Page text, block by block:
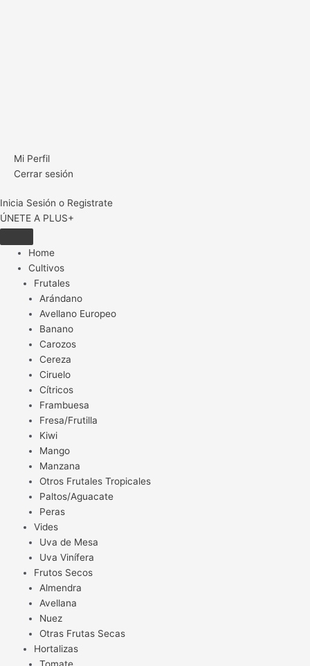
Mi Perfil
Cerrar sesión
Inicia Sesión o Registrate
ÚNETE A PLUS+
Home
Cultivos
Frutales
Arándano
Avellano Europeo
Banano
Carozos
Cereza
Ciruelo
Cítricos
Frambuesa
Fresa/Frutilla
Kiwi
Mango
Manzana
Otros Frutales Tropicales
Paltos/Aguacate
Peras
Vides
Uva de Mesa
Uva Vinífera
Frutos Secos
Almendra
Avellana
Nuez
Otras Frutas Secas
Hortalizas